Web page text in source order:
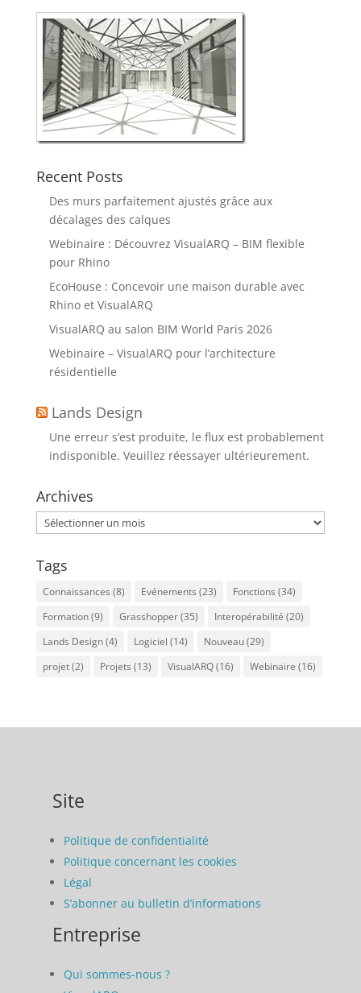
Recent Posts
Des murs parfaitement ajustés grâce aux
décalages des calques
Webinaire : Découvrez VisualARQ – BIM flexible
pour Rhino
EcoHouse : Concevoir une maison durable avec
Rhino et VisualARQ
VisualARQ au salon BIM World Paris 2026
Webinaire – VisualARQ pour l’architecture
résidentielle
Lands Design
Une erreur s’est produite, le flux est probablement
indisponible. Veuillez réessayer ultérieurement.
Archives
Archives
Tags
Connaissances (8) Evénements (23) Fonctions (34)
Formation(9) Grasshopper(35) Interopérabilité (20)
Lands Design(4) Logiciel (14) Nouveau(29)
projet(2) Projets (13) VisualARQ(16) Webinaire (16)
Site
Politique de confidentialité
Politique concernant les cookies
Légal
S’abonner au bulletin d’informations
Entreprise
Qui sommes-nous ?